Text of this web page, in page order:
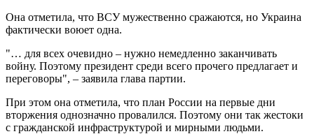
Она отметила, что ВСУ мужественно сражаются, но Украина
фактически воюет одна.
"… для всех очевидно – нужно немедленно заканчивать
войну. Поэтому президент среди всего прочего предлагает и
переговоры", – заявила глава партии.
При этом она отметила, что план России на первые дни
вторжения однозначно провалился. Поэтому они так жестоки
с гражданской инфраструктурой и мирными людьми.